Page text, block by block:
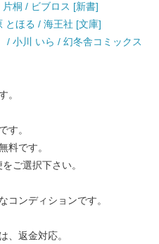
桐 / ビブロス [新書]
とほる / 海王社 [文庫]
/ 小川 いら / 幻冬舎コミックス
。
す。
料です。
ご選択下さい。
コンディションです。
、返金対応。